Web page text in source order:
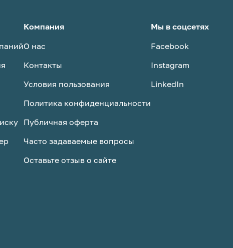
воздухопроницаемостью,
многократным стиркам. •
воздухопроницаемая. • Все
безопасными и иметь документы,
Компания
О нас
Контакты
Условия пользования
Политика конфиденциальности
Публичная оферта
Часто задаваемые вопросы
Оставьте отзыв о сайте
Мы в соцсетях
Facebook
Instagram
LinkedIn